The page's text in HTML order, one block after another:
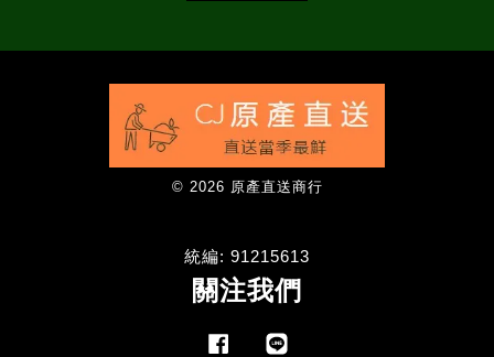
© 2026 原產直送商行
統編: 91215613
關注我們
Facebook